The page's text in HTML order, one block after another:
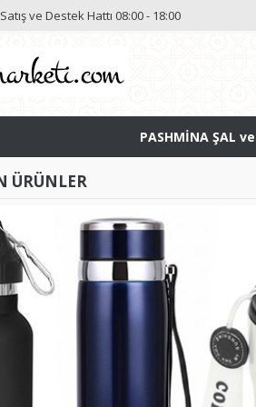
Satış ve Destek Hattı 08:00 - 18:00
PASHMİNA ŞAL
ÜRÜNLER